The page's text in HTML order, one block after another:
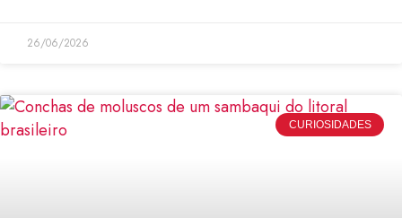
26/06/2026
CURIOSIDADES